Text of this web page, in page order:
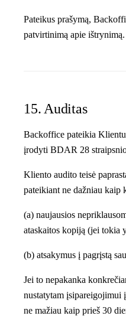
Pateikus prašymą,
patvirtinimą apie ištrynimą.
15. Auditas
Backoffice pateikia
įrodyti BDAR 28
Kliento audito teisė
pateikiant ne dažniau kaip
(a) naujausios
ataskaitos kopiją (jei tokia
(b) atsakymus į pagrįstą
Jei to nepakanka
nustatytam įsipareigojimui
ne mažiau kaip prieš 30